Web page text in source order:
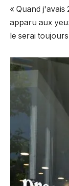
« Quand j'avais
apparu aux
le serai